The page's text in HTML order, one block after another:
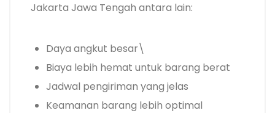
Jakarta Jawa Tengah antara lain:
Daya angkut besar\
Biaya lebih hemat untuk barang berat
Jadwal pengiriman yang jelas
Keamanan barang lebih optimal